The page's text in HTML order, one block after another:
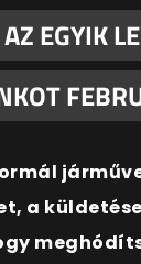
EGYIK
a